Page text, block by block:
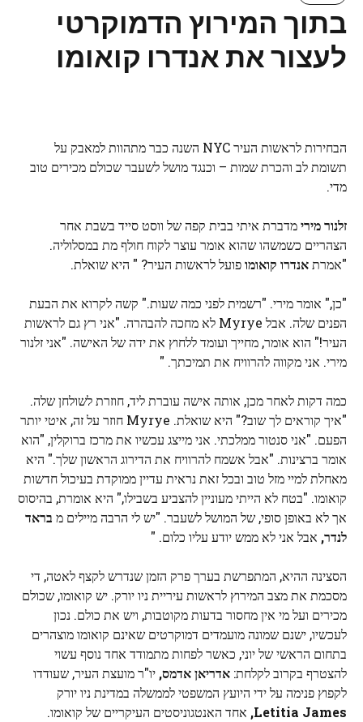
בתוך המירוץ הדמוקרטי
לעצור את אנדרו קואומו
הבחירות לראשות העיר NYC השנה כבר מתהוות למאבק על
תשומת לב והכרת שמות – וכנגד מושל לשעבר שכולם מכירים טוב
מדי.
זלנור מירימדברת איתי בבית קפה של ווסט סייד בשבת אחר
הצהריים כשמשהו שהוא אומר עוצר לקוח חולף מת במסלוליה.
"אמרתאנדרו קואומופועל לראשות העיר? " היא שואלת.
"כן," אומר מירי. "רשמית לפני כמה שעות." קשה לקרוא את הבעת
הפנים שלה. אבל Myrye לא מחכה להבהרה. "אני רץ גם לראשות
העיר!" הוא אומר, מחייך ועומד ללחוץ את ידה של האישה. "אני זלנור
מירי. אני מקווה להרוויח את תמיכתך. "
כמה דקות לאחר מכן, אותה אישה עוברת ליד, חוזרת לשולחן שלה.
"איך קוראים לך שוב?" היא שואלת. Myrye חוזר על זה, איטי יותר
הפעם. "אני סנטור ממלכתי. אני מייצג עכשיו את מרכז ברוקלין, "הוא
אומר ברצינות. "אבל אשמח להרוויח את הדירוג הראשון שלך." היא
מאחלת למיי מזל טוב ובכל זאת נראית עדיין ממוקדת בעיכול חדשות
קואומו. "בטח לא הייתי מעוניין להצביע בשבילו," היא אומרת, בהיסוס
אך לא באופן סופי, של המושל לשעבר. "יש לי הרבה מיילים מ בראד
לנדר, אבל אני לא ממש יודע עליו כלום. "
הסצינה ההיא, המתפרשת בערך פרק הזמן שנדרש לקצף לאטה, די
מסכמת את מצב המירוץ לראשות עיריית ניו יורק. יש קואומו, שכולם
מכירים ועל מי אין מחסור בדעות מקוטבות, ויש את כולם. נכון
לעכשיו, ישנם שמונה מועמדים דמוקרטים שאינם קואומו מוצהרים
בתחום הראשי של יוני, כאשר לפחות מתמודד אחד נוסף עשוי
להצטרף בקרוב לקלחת: אדריאן אדמס, יו"ר מועצת העיר, שעודדו
לקפוץ פנימה על ידי היועץ המשפטי לממשלה במדינת ניו יורק
Letitia James, אחד האנטגוניסטים העיקריים של קואומו.